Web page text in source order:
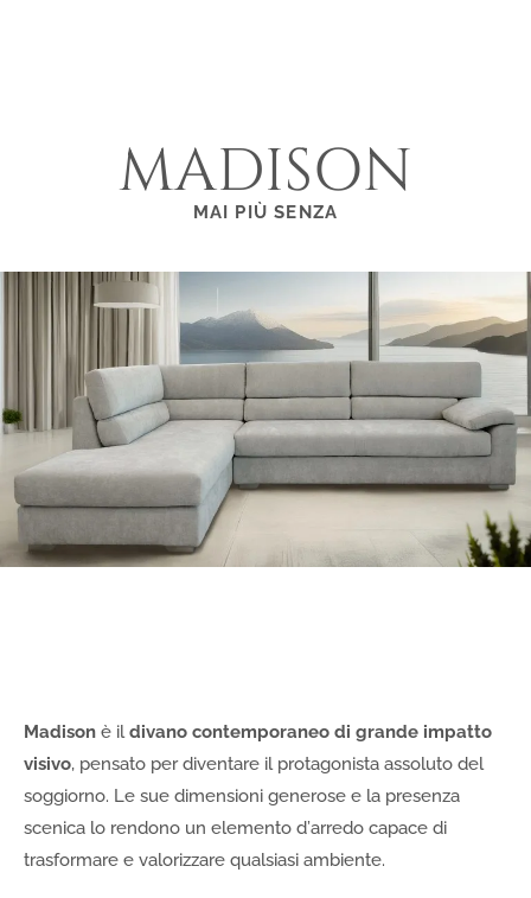
MADISON
MAI PIÙ SENZA
Madison è ildivano contemporaneo di grande impatto
visivo, pensato per diventare il protagonista assoluto del
soggiorno. Le sue dimensioni generose e la presenza
scenica lo rendono un elemento d’arredo capace di
trasformare e valorizzare qualsiasi ambiente.